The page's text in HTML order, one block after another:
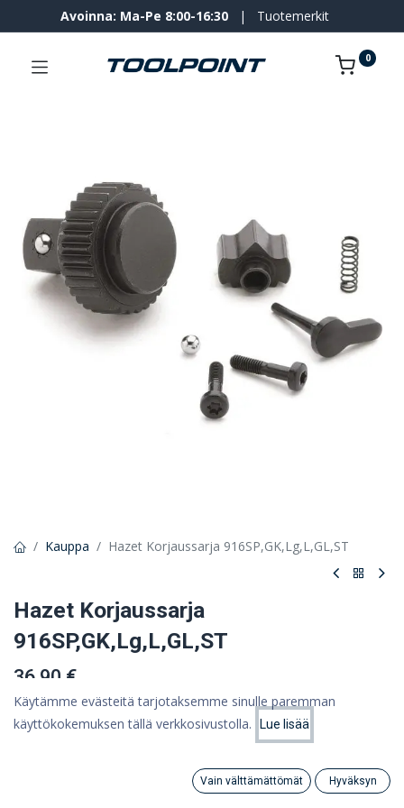
Hinta:
Lisää ostoskoriin
Category
Avoinna: Ma-Pe 8:00-16:30 | Tuotemerkit
0
Kauppa Hazet Korjaussarja 916SP,GK,Lg,L,GL,ST
Hazet Korjaussarja
916SP,GK,Lg,L,GL,ST
36,90 €
29,40 € (ALV 0%)
Lisää ostoskoriin
Käytämme evästeitä tarjotaksemme sinulle paremman
käyttökokemuksen tällä verkkosivustolla.
Lue lisää
Vain välttämättömät Hyväksyn